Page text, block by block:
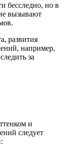
бесследно, но в
вызывают
развития
например,
за
и
следует